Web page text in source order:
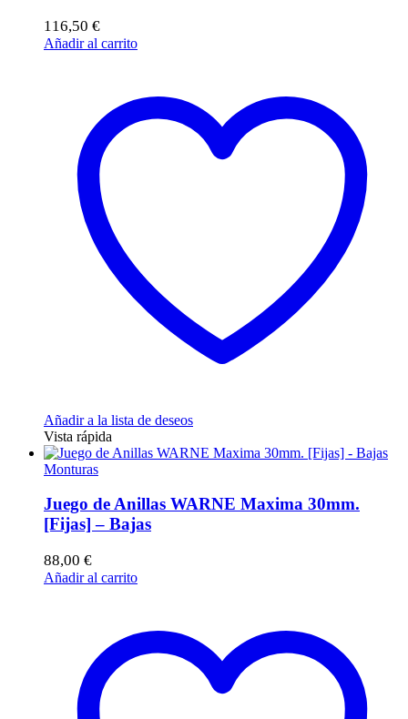
116,50 €
Añadir al carrito
Añadir a la lista de deseos
Vista rápida
Monturas
Juego de Anillas WARNE Maxima 30mm.
[Fijas] – Bajas
88,00 €
Añadir al carrito